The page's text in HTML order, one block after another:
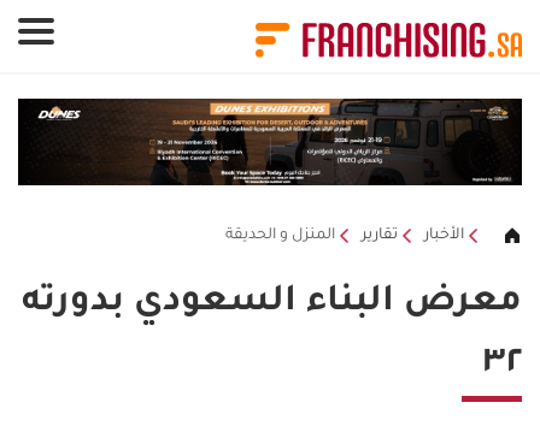
الأخبار تقارير المنزل و الحديقة
معرض البناء السعودي بدورته
٣٢
لوحة إدارة ملفات تعريف الارتباط